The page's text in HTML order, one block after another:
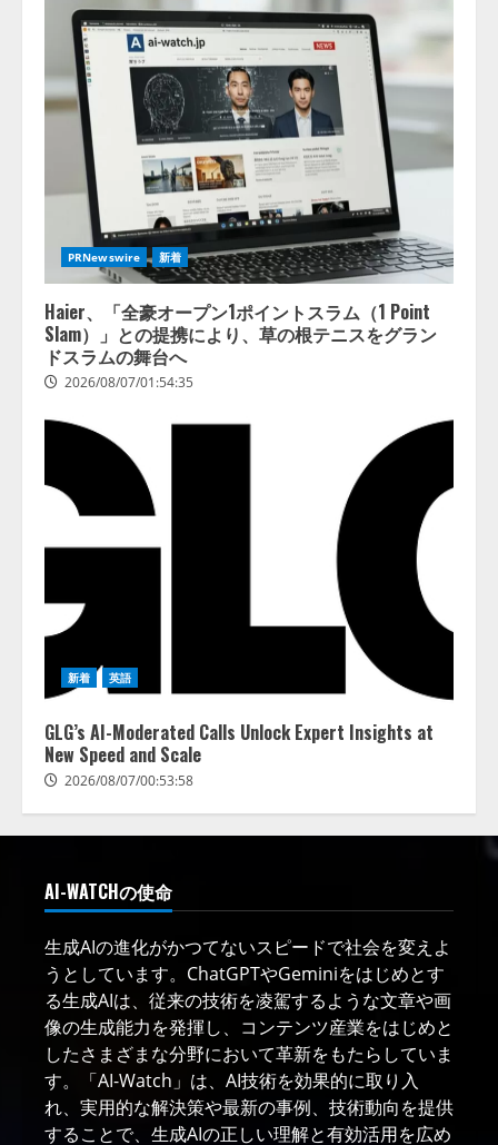
PRNewswire 新着
Haier、「全豪オープン1ポイントスラム（1 Point
Slam）」との提携により、草の根テニスをグラン
ドスラムの舞台へ
2026/08/07/01:54:35
新着 英語
GLG’s AI-Moderated Calls Unlock Expert Insights at
New Speed and Scale
2026/08/07/00:53:58
AI-WATCHの使命
生成AIの進化がかつてないスピードで社会を変えよ
うとしています。ChatGPTやGeminiをはじめとす
る生成AIは、従来の技術を凌駕するような文章や画
像の生成能力を発揮し、コンテンツ産業をはじめと
したさまざまな分野において革新をもたらしていま
す。「AI-Watch」は、AI技術を効果的に取り入
れ、実用的な解決策や最新の事例、技術動向を提供
することで、生成AIの正しい理解と有効活用を広め